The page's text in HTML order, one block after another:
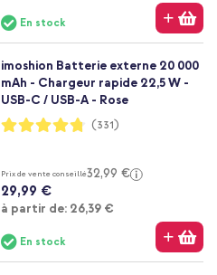
En stock
imoshion Batterie externe 20 000
mAh - Chargeur rapide 22,5 W -
USB-C / USB-A - Rose
Notation:
95%
(331)
Prix de vente conseillé32,99 €
29,99 €
à partir de: À partir de
26,39 €
En stock